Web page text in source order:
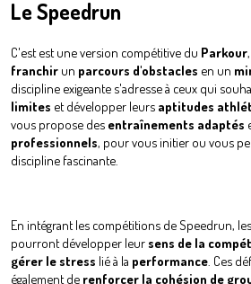
Le Speedrun
C'est est une version compétitive du Parkour
franchir un parcours d'obstacles en un
discipline exigeante s'adresse à ceux qui
limites et développer leurs aptitudes
vous propose des entraînements adaptés
professionnels, pour vous initier ou vous
discipline fascinante.
En intégrant les compétitions de Speedrun,
pourront développer leursens de la
gérer le stress lié à la performance . Ces
également de renforcer la cohésion de